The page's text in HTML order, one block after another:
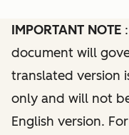
IMPORTANT NOTE
document will
translated version
only and will not
English version.